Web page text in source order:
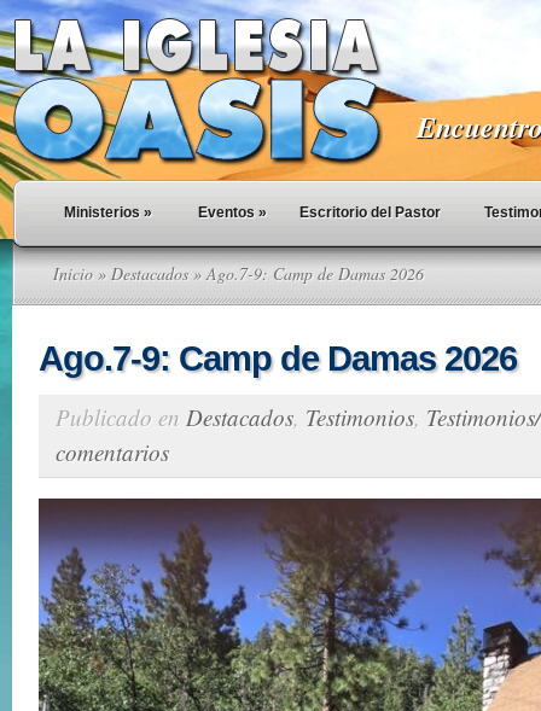
Ministerios » Eventos » Escritorio del Pastor
Inicio » Destacados» Ago.7-9: Camp de Damas 2026
Ago.7-9: Camp de Damas 2026
Publicado en Destacados, Testimonios,
comentarios